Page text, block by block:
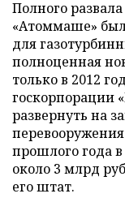
Полного
«Атоммаше»
для
полноценная
только в 2012
госкорпорации
развернуть на
прошлого года
около 3 млрд
его штат.